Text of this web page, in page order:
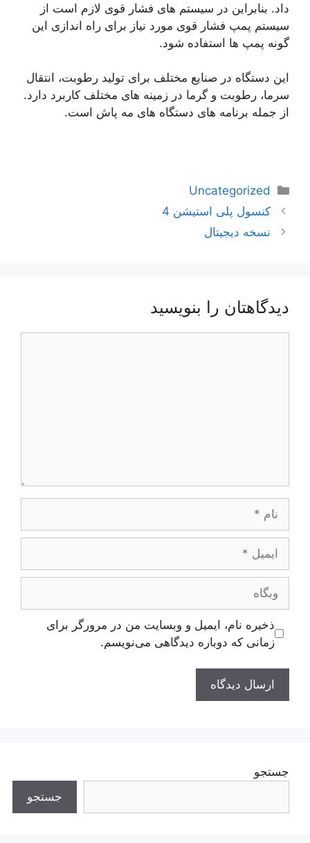
داد. بنابراین در سیستم های فشار قوی لازم است از
سیستم پمپ فشار قوی مورد نیاز برای راه اندازی این
گونه پمپ ها استفاده شود.
این دستگاه در صنایع مختلف برای تولید رطوبت، انتقال
سرما، رطوبت و گرما در زمینه های مختلف کاربرد دارد.
از جمله برنامه های دستگاه های مه پاش است.
دسته‌ها
Uncategorized
ناوبری
نوشته‌ها
کنسول پلی استیشن 4
نسخه دیجیتال
دیدگاهتان را بنویسید
وبگاه
ذخیره نام، ایمیل و وبسایت من در مرورگر برای
زمانی که دوباره دیدگاهی می‌نویسم.
جستجو
جستجو